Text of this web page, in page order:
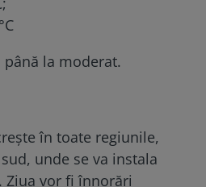
la moderat.
în toate regiunile,
unde se va instala
Ziua vor fi înnorări